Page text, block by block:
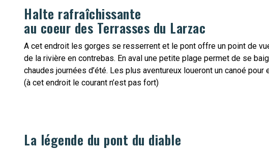
Halte rafraîchissante
au coeur des Terrasses du Larzac
A cet endroit les gorges se resserrent et le pont offre un point de
de la rivière en contrebas. En aval une petite plage permet de se
chaudes journées d’été. Les plus aventureux loueront un canoé
(à cet endroit le courant n’est pas fort)
La légende du pont du diable